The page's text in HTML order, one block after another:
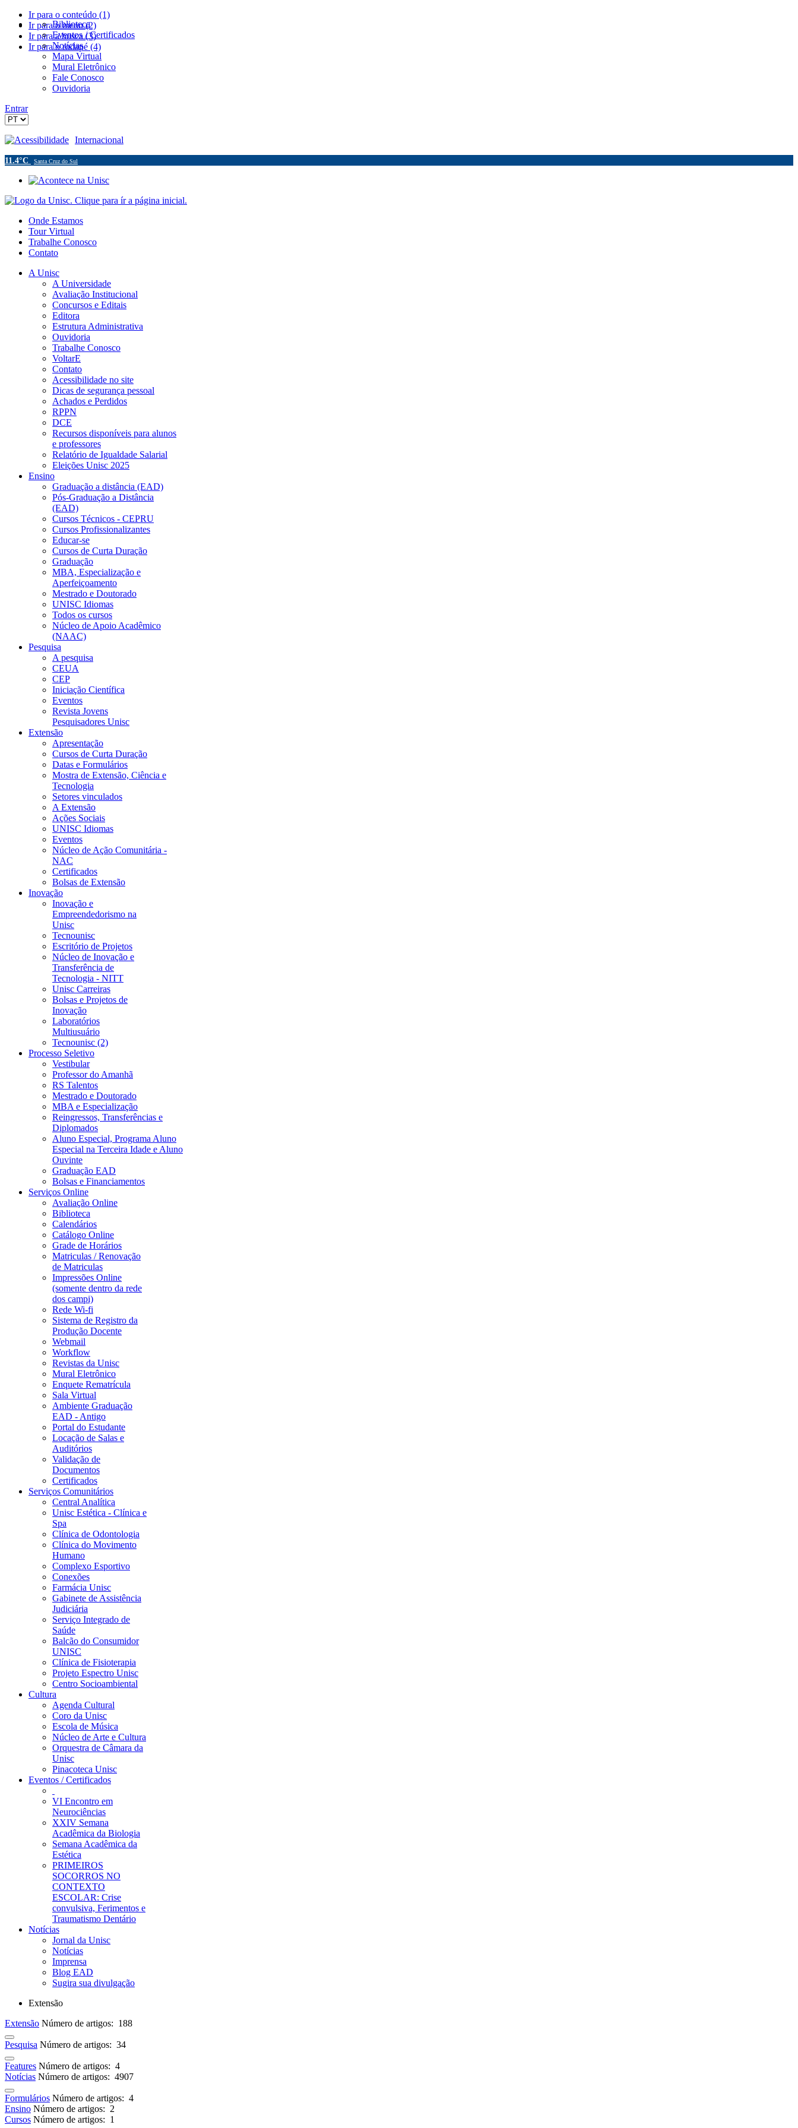
Ir para o conteúdo (1)
Ir para o menu (2)
Ir para a busca (3)
Ir para o rodapé (4)
Biblioteca
Eventos / Certificados
Notícias
Mapa Virtual
Mural Eletrônico
Fale Conosco
Ouvidoria
Entrar
Acessibilidade Internacional
11.4°C Santa Cruz do Sul
Onde Estamos
Tour Virtual
Trabalhe Conosco
Contato
A Unisc
A Universidade
Avaliação Institucional
Concursos e Editais
Editora
Estrutura Administrativa
Ouvidoria
Trabalhe Conosco
VoltarE
Contato
Acessibilidade no site
Dicas de segurança pessoal
Achados e Perdidos
RPPN
DCE
Recursos disponíveis para alunos
e professores
Relatório de Igualdade Salarial
Eleições Unisc 2025
Ensino
Graduação a distância (EAD)
Pós-Graduação a Distância
(EAD)
Cursos Técnicos - CEPRU
Cursos Profissionalizantes
Educar-se
Cursos de Curta Duração
Graduação
MBA, Especialização e
Aperfeiçoamento
Mestrado e Doutorado
UNISC Idiomas
Todos os cursos
Núcleo de Apoio Acadêmico
(NAAC)
Pesquisa
A pesquisa
CEUA
CEP
Iniciação Científica
Eventos
Revista Jovens
Pesquisadores Unisc
Extensão
Apresentação
Cursos de Curta Duração
Datas e Formulários
Mostra de Extensão, Ciência e
Tecnologia
Setores vinculados
A Extensão
Ações Sociais
UNISC Idiomas
Eventos
Núcleo de Ação Comunitária -
NAC
Certificados
Bolsas de Extensão
Inovação
Inovação e
Empreendedorismo na
Unisc
Tecnounisc
Escritório de Projetos
Núcleo de Inovação e
Transferência de
Tecnologia - NITT
Unisc Carreiras
Bolsas e Projetos de
Inovação
Laboratórios
Multiusuário
Tecnounisc (2)
Processo Seletivo
Vestibular
Professor do Amanhã
RS Talentos
Mestrado e Doutorado
MBA e Especialização
Reingressos, Transferências e
Diplomados
Aluno Especial, Programa Aluno
Especial na Terceira Idade e Aluno
Ouvinte
Graduação EAD
Bolsas e Financiamentos
Serviços Online
Avaliação Online
Biblioteca
Calendários
Catálogo Online
Grade de Horários
Matriculas / Renovação
de Matriculas
Impressões Online
(somente dentro da rede
dos campi)
Rede Wi-fi
Sistema de Registro da
Produção Docente
Webmail
Workflow
Revistas da Unisc
Mural Eletrônico
Enquete Rematrícula
Sala Virtual
Ambiente Graduação
EAD - Antigo
Portal do Estudante
Locação de Salas e
Auditórios
Validação de
Documentos
Certificados
Serviços Comunitários
Central Analítica
Unisc Estética - Clínica e
Spa
Clínica de Odontologia
Clínica do Movimento
Humano
Complexo Esportivo
Conexões
Farmácia Unisc
Gabinete de Assistência
Judiciária
Serviço Integrado de
Saúde
Balcão do Consumidor
UNISC
Clínica de Fisioterapia
Projeto Espectro Unisc
Centro Socioambiental
Cultura
Agenda Cultural
Coro da Unisc
Escola de Música
Núcleo de Arte e Cultura
Orquestra de Câmara da
Unisc
Pinacoteca Unisc
Eventos / Certificados
VI Encontro em
Neurociências
XXIV Semana
Acadêmica da Biologia
Semana Acadêmica da
Estética
PRIMEIROS
SOCORROS NO
CONTEXTO
ESCOLAR: Crise
convulsiva, Ferimentos e
Traumatismo Dentário
Notícias
Jornal da Unisc
Notícias
Imprensa
Blog EAD
Sugira sua divulgação
Extensão
Extensão Número de artigos: 188
Pesquisa Número de artigos: 34
Features Número de artigos: 4
Notícias Número de artigos: 4907
Formulários Número de artigos: 4
Ensino Número de artigos: 2
Cursos Número de artigos: 1